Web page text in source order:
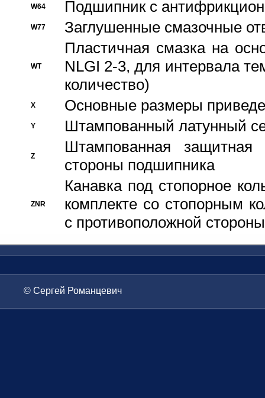
W64 Подшипник с
W77 Заглушенные смазочные
WT
Пластичная смазка на
NLGI 2-3, для интервала
количество)
X Основные размеры
Y Штампованный латунный
Z
Штампованная
стороны подшипника
ZNR
Канавка под стопорное
комплекте со стопорным
с противоположной стороны
© Сергей Романцевич